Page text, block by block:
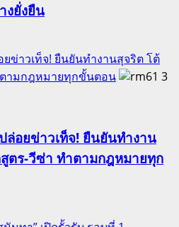
งยั่งยืน
ข่าวเท็จ! ยืนยันทำงานสุจริต โต้
ามกฎหมายทุกขั้นตอน
3
ล่อยข่าวเท็จ! ยืนยันทำงาน
ตร-วีซ่า ทำตามกฎหมายทุก